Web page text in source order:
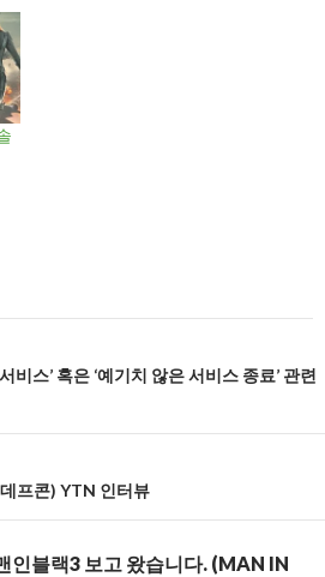
비스’ 혹은 ‘예기치 않은 서비스 종료’ 관련
프콘) YTN 인터뷰
인블랙3 보고 왔습니다. (MAN IN